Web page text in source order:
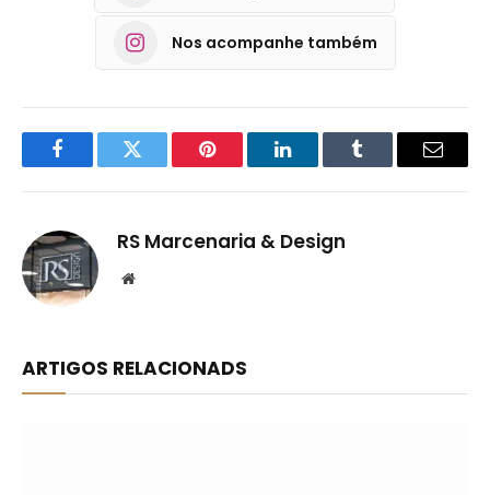
Nos acompanhe também
FacebookTwitter Pinterest LinkedInTumblr Email
RS Marcenaria & Design
Website
ARTIGOS RELACIONADS